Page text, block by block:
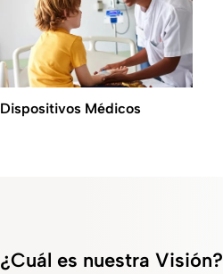
Dispositivos Médicos
¿Cuál es nuestra Visión?